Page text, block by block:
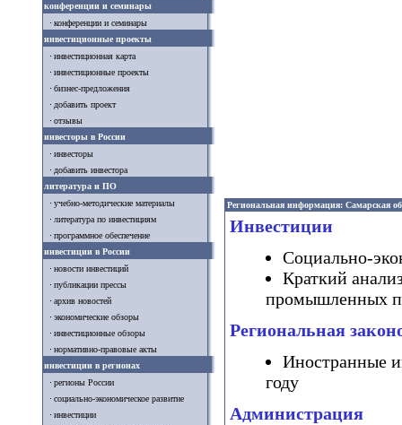
конференции и семинары
конференции и семинары
инвестиционные проекты
инвестиционная карта
инвестиционные проекты
бизнес-предложения
добавить проект
отзывы
инвесторы в России
инвесторы
добавить инвестора
литература и ПО
учебно-методические материалы
литература по инвестициям
программное обеспечение
инвестиции в России
новости инвестиций
публикации прессы
архив новостей
экономические обзоры
инвестиционные обзоры
нормативно-правовые акты
инвестиции в регионах
регионы России
социально-экономическое развитие
инвестиции
Региональная информация: Самарская
Инвестиции
Социально-
Краткий
промышленных
Региональная
Иностранные
году
Администрация